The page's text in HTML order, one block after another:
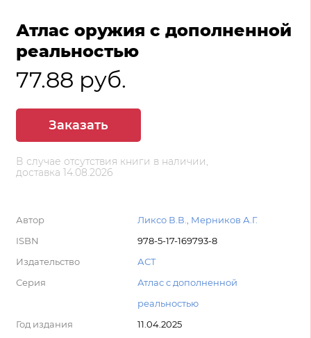
Атлас оружия с дополненной
реальностью
77.88 руб.
Заказать
В случае отсутствия книги в наличии,
доставка 14.08.2026
Автор
Ликсо В.В., Мерников А.Г.
ISBN
978-5-17-169793-8
Издательство
АСТ
Серия
Атлас с дополненной
реальностью
Год издания
11.04.2025